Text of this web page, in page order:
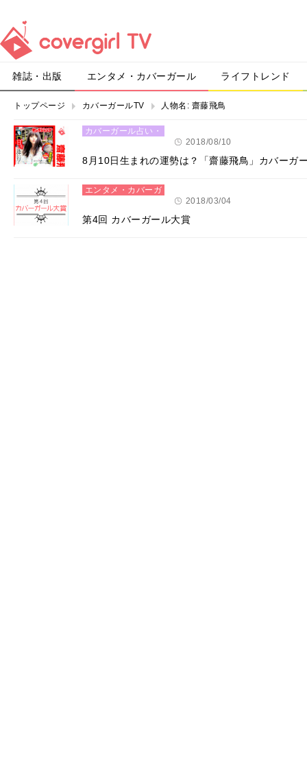
雑誌・出版 エンタメ・カバーガール ライフトレンド
トップページ カバーガールTV 人物名: 齋藤飛鳥
カバーガール占い・
2018/08/10
8月10日生まれの運勢は？「齋藤飛鳥」カバーガ
エンタメ・カバーガ
2018/03/04
第4回 カバーガール大賞